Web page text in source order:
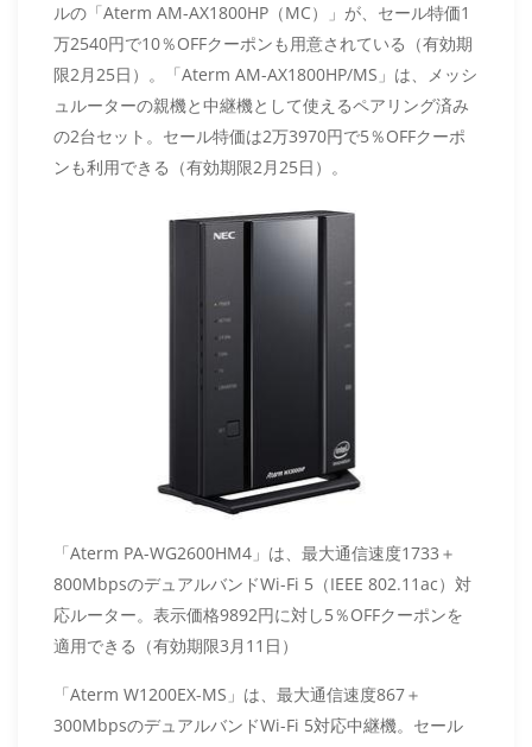
ルの「Aterm AM-AX1800HP（MC）」が、セール特価1
万2540円で10％OFFクーポンも用意されている（有効期
限2月25日）。「Aterm AM-AX1800HP/MS」は、メッシ
ュルーターの親機と中継機として使えるペアリング済み
の2台セット。セール特価は2万3970円で5％OFFクーポ
ンも利用できる（有効期限2月25日）。
「Aterm PA-WG2600HM4」は、最大通信速度1733＋
800MbpsのデュアルバンドWi-Fi 5（IEEE 802.11ac）対
応ルーター。表示価格9892円に対し5％OFFクーポンを
適用できる（有効期限3月11日）
「Aterm W1200EX-MS」は、最大通信速度867＋
300MbpsのデュアルバンドWi-Fi 5対応中継機。セール